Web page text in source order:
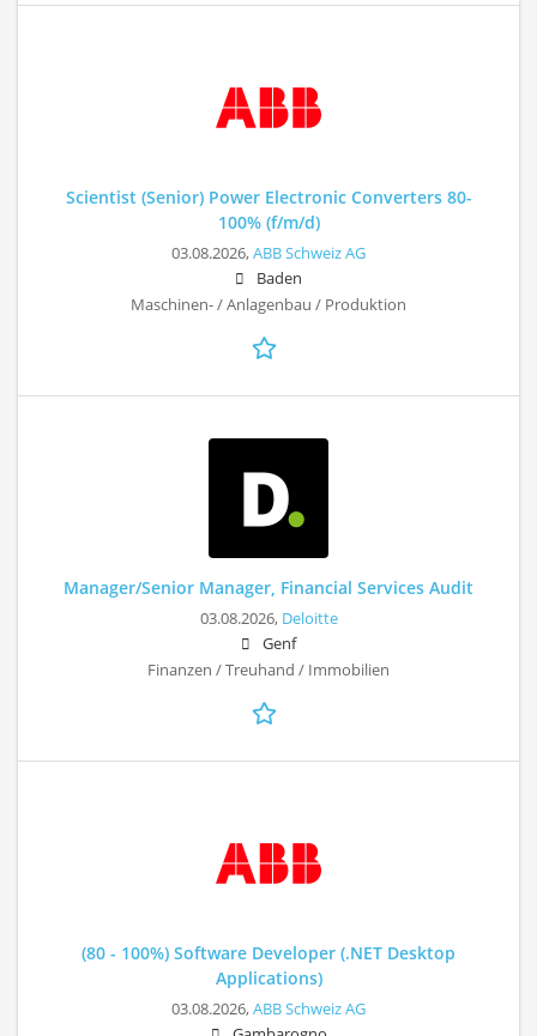
Scientist (Senior) Power Electronic Converters 80-
100% (f/m/d)
03.08.2026,ABB Schweiz AG
Baden
Maschinen- / Anlagenbau / Produktion
Manager/Senior Manager, Financial Services Audit
03.08.2026, Deloitte
Genf
Finanzen / Treuhand / Immobilien
(80 - 100%) Software Developer (.NET Desktop
Applications)
03.08.2026,ABB Schweiz AG